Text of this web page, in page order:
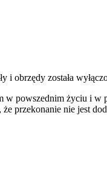
i obrzędy została
powszednim życiu i w
że przekonanie nie jest